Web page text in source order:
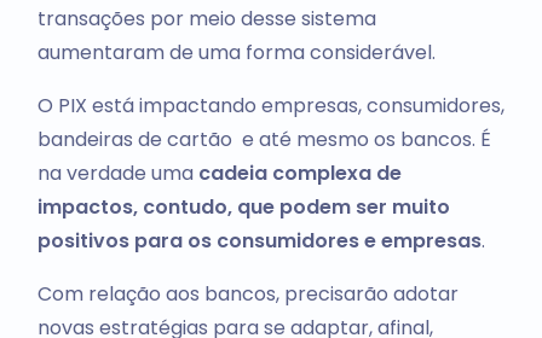
transações por meio desse sistema
aumentaram de uma forma considerável.
O PIX está impactando empresas, consumidores,
bandeiras de cartão e até mesmo os bancos. É
na verdade uma cadeia complexa de
impactos, contudo, que podem ser muito
positivos para os consumidores e empresas.
Com relação aos bancos, precisarão adotar
novas estratégias para se adaptar, afinal,